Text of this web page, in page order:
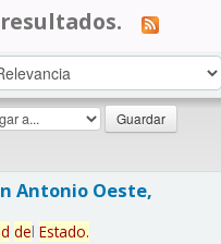
Antonio Oeste,
del Estado.